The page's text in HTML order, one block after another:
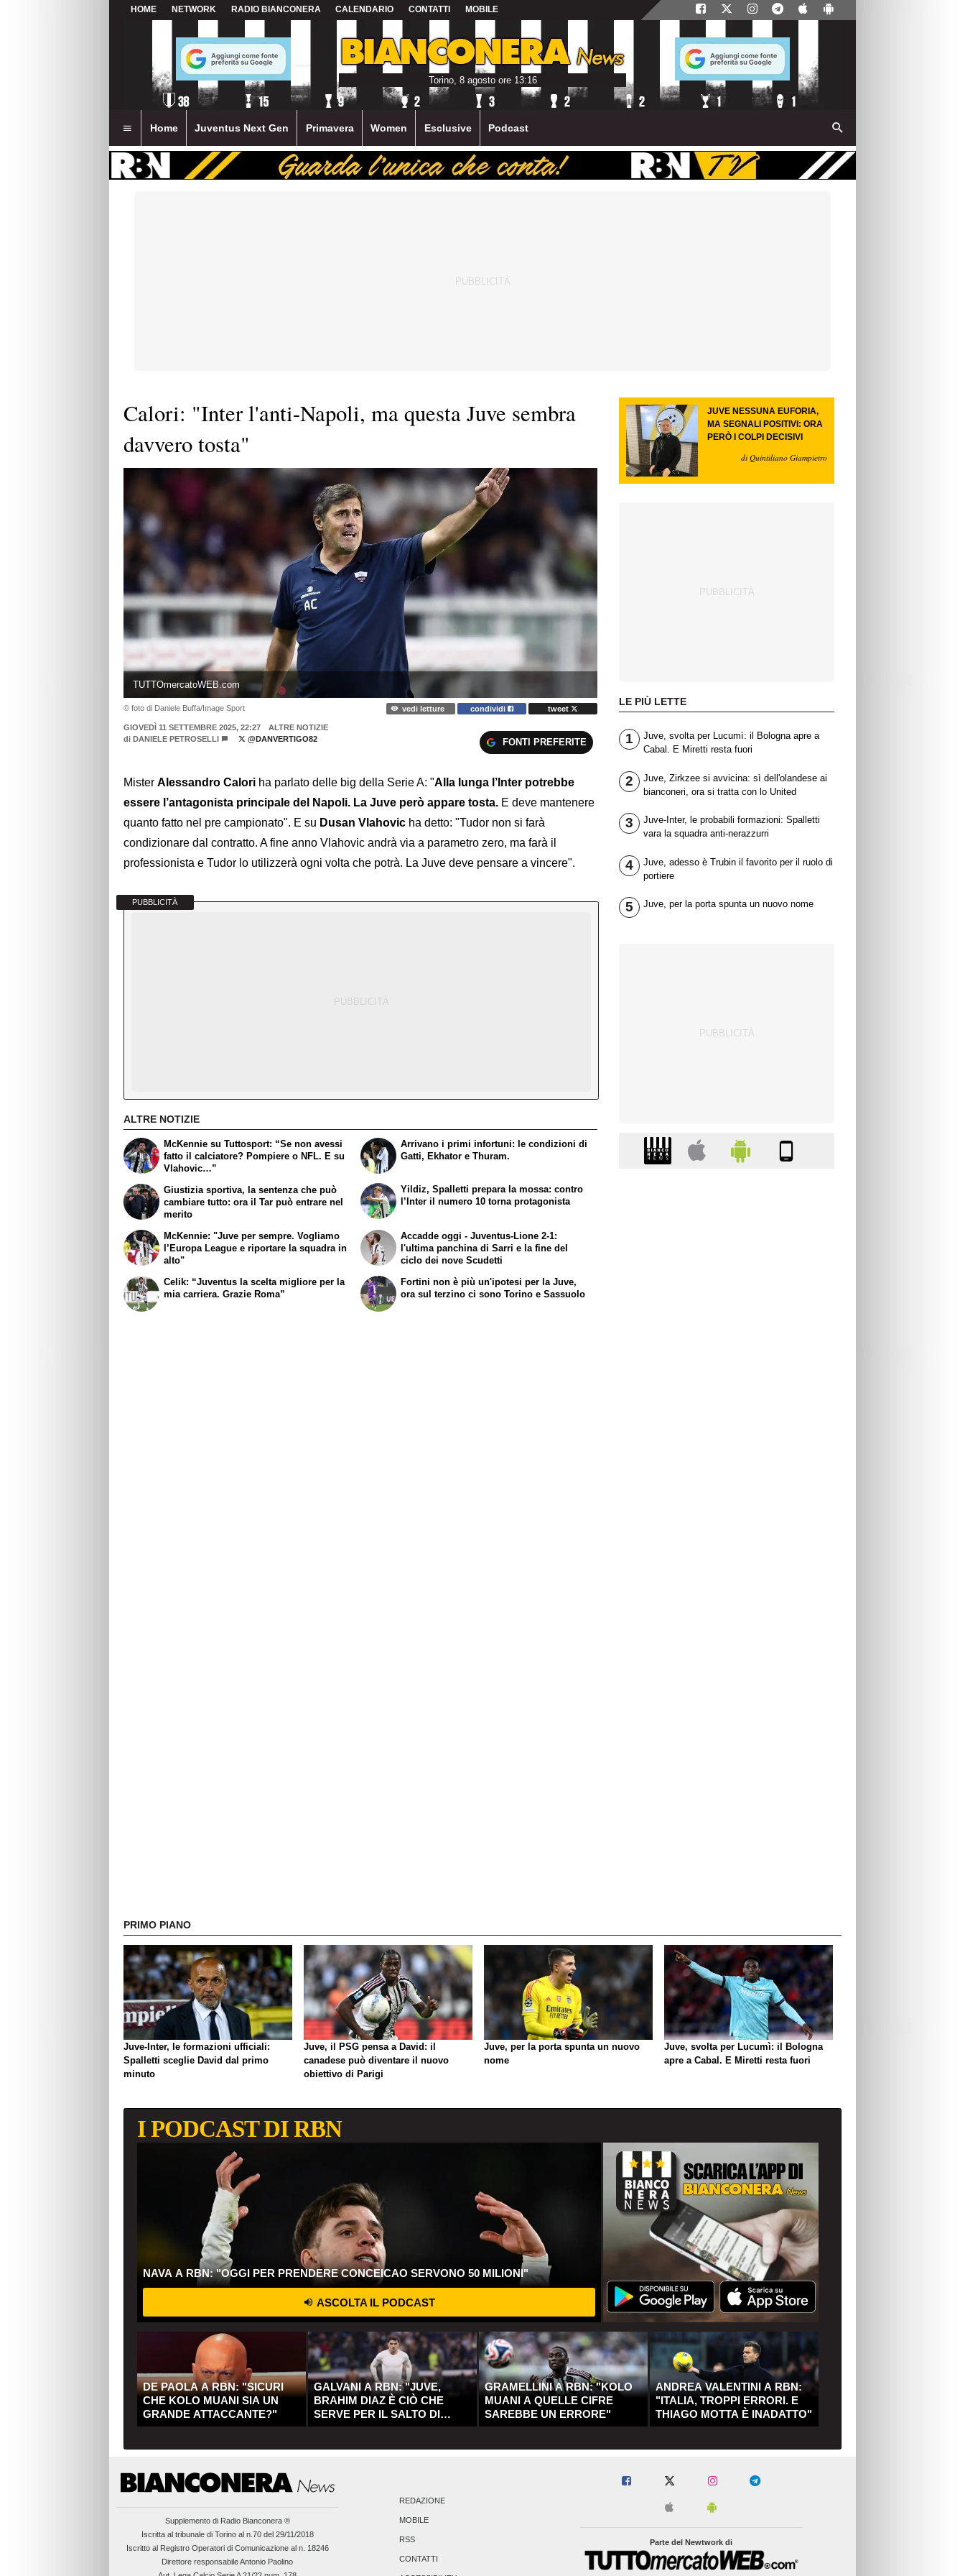
HOME NETWORK RADIO BIANCONERA CALENDARIO CONTATTI MOBILE
Torino, 8 agosto ore 13:16
Home Juventus Next Gen Primavera Women Esclusive Podcast
Calori: "Inter l'anti-Napoli, ma questa Juve sembra
davvero tosta"
TUTTOmercatoWEB.com
© foto di Daniele Buffa/Image Sport vedi letture condividi tweet
GIOVEDÌ 11 SETTEMBRE 2025, 22:27
ALTRE NOTIZIE
di DANIELE PETROSELLI @DANVERTIGO82 FONTI PREFERITE
Mister Alessandro Calori ha parlato delle big della Serie A: "Alla lunga l’Inter potrebbe
essere l’antagonista principale del Napoli. La Juve però appare tosta. E deve mantenere
quanto fatto nel pre campionato". E su Dusan Vlahovic ha detto: "Tudor non si farà
condizionare dal contratto. A fine anno Vlahovic andrà via a parametro zero, ma farà il
professionista e Tudor lo utilizzerà ogni volta che potrà. La Juve deve pensare a vincere".
PUBBLICITÀ
ALTRE NOTIZIE
McKennie su Tuttosport: “Se non avessi
fatto il calciatore? Pompiere o NFL. E su
Vlahovic…”
Giustizia sportiva, la sentenza che può
cambiare tutto: ora il Tar può entrare nel
merito
Arrivano i primi infortuni: le condizioni di
Gatti, Ekhator e Thuram.
Yildiz, Spalletti prepara la mossa: contro
l’Inter il numero 10 torna protagonista
McKennie: "Juve per sempre. Vogliamo
l’Europa League e riportare la squadra in
alto"
Celik: “Juventus la scelta migliore per la
mia carriera. Grazie Roma”
Accadde oggi - Juventus-Lione 2-1:
l'ultima panchina di Sarri e la fine del
ciclo dei nove Scudetti
Fortini non è più un'ipotesi per la Juve,
ora sul terzino ci sono Torino e Sassuolo
JUVE NESSUNA EUFORIA,
MA SEGNALI POSITIVI: ORA
PERÒ I COLPI DECISIVI
di Quintiliano Giampietro
LE PIÙ LETTE
1
Juve, svolta per Lucumì: il Bologna apre a
Cabal. E Miretti resta fuori
2
Juve, Zirkzee si avvicina: sì dell'olandese ai
bianconeri, ora si tratta con lo United
3
Juve-Inter, le probabili formazioni: Spalletti
vara la squadra anti-nerazzurri
4
Juve, adesso è Trubin il favorito per il ruolo di
portiere
5 Juve, per la porta spunta un nuovo nome
PRIMO PIANO
Juve-Inter, le formazioni ufficiali:
Spalletti sceglie David dal primo
minuto
Juve, il PSG pensa a David: il
canadese può diventare il nuovo
obiettivo di Parigi
Juve, per la porta spunta un nuovo
nome
Juve, svolta per Lucumì: il Bologna
apre a Cabal. E Miretti resta fuori
I PODCAST DI RBN
NAVA A RBN: "OGGI PER PRENDERE CONCEICAO SERVONO 50 MILIONI"
ASCOLTA IL PODCAST
DE PAOLA A RBN: "SICURI
CHE KOLO MUANI SIA UN
GRANDE ATTACCANTE?"
GALVANI A RBN: "JUVE,
BRAHIM DIAZ È CIÒ CHE
SERVE PER IL SALTO DI
QUALITÀ"
GRAMELLINI A RBN: "KOLO
MUANI A QUELLE CIFRE
SAREBBE UN ERRORE"
ANDREA VALENTINI A RBN:
"ITALIA, TROPPI ERRORI. E
THIAGO MOTTA È INADATTO"
Supplemento di Radio Bianconera ®
Iscritta al tribunale di Torino al n.70 del 29/11/2018
Iscritto al Registro Operatori di Comunicazione al n. 18246
Direttore responsabile Antonio Paolino
REDAZIONE
MOBILE
RSS
CONTATTI
Parte del Newtwork di